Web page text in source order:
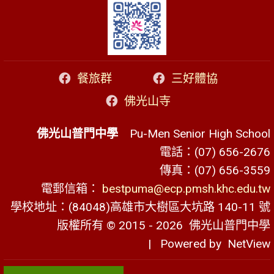
餐旅群
三好體協
佛光山寺
佛光山普門中學 Pu-Men Senior High School
電話：(07) 656-2676
傳真：(07) 656-3559
電郵信箱： bestpuma@ecp.pmsh.khc.edu.tw
學校地址：(84048)高雄市大樹區大坑路 140-11 號
版權所有 © 2015 - 2026 佛光山普門中學
| Powered by NetView